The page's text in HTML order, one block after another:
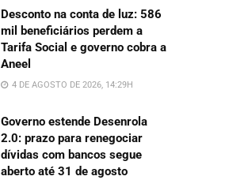
Desconto na conta de luz: 586
mil beneficiários perdem a
Tarifa Social e governo cobra a
Aneel
4 DE AGOSTO DE 2026, 14:29H
Governo estende Desenrola
2.0: prazo para renegociar
dívidas com bancos segue
aberto até 31 de agosto